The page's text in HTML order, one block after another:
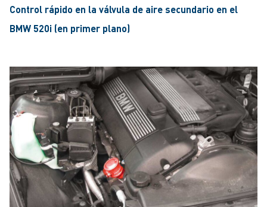
Control rápido en la válvula de aire secundario en el
BMW 520i (en primer plano)